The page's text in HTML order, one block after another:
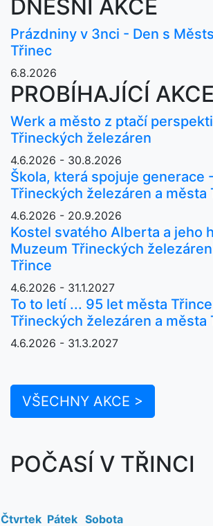
DNEŠNÍ AKCE
Prázdniny v 3nci - Den s
Třinec
6.8.2026
PROBÍHAJÍCÍ AKCE
Werk a město z ptačí
Třineckých železáren
4.6.2026 - 30.8.2026
Škola, která spojuje generace
Třineckých železáren a města
4.6.2026 - 20.9.2026
Kostel svatého Alberta a jeho
Muzeum Třineckých
Třince
4.6.2026 - 31.1.2027
To to letí ... 95 let města
Třineckých železáren a města
4.6.2026 - 31.3.2027
VŠECHNY AKCE >
POČASÍ V TŘINCI
Čtvrtek Pátek Sobota